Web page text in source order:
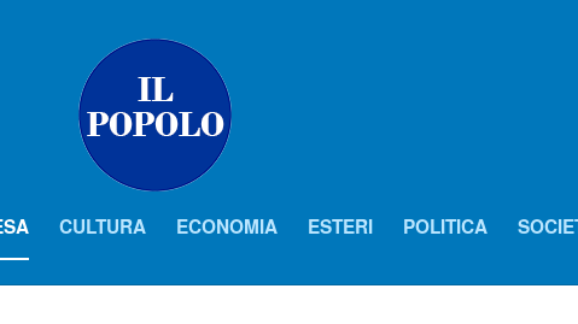
CULTURA ECONOMIA ESTERI POLITICA